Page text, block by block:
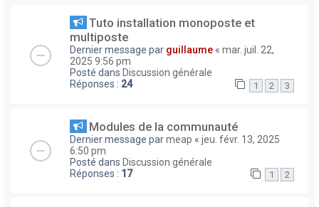
Tuto installation monoposte et
multiposte
Dernier message par guillaume « mar. juil. 22,
2025 9:56 pm
Posté dans Discussion générale
Réponses : 24 1 2 3
Modules de la communauté
Dernier message parmeap « jeu. févr. 13, 2025
6:50 pm
Posté dans Discussion générale
Réponses : 17 1 2